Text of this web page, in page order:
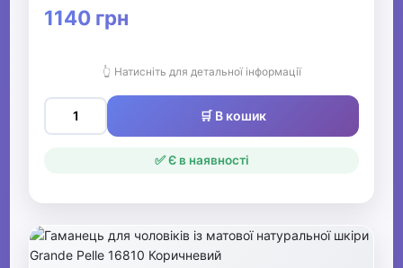
1140 грн
👆 Натисніть для детальної інформації
🛒 В кошик
✅ Є в наявності